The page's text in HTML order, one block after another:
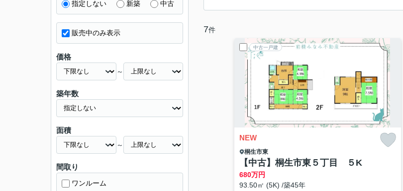
7件
中古一戸建
NEW
桐生市東
【中古】桐生市東５丁目 ５K
680万円
93.50㎡ (5K) /築45年
指定しない 新築 中古
販売中のみ表示
価格
～
築年数
面積
～
間取り
ワンルーム